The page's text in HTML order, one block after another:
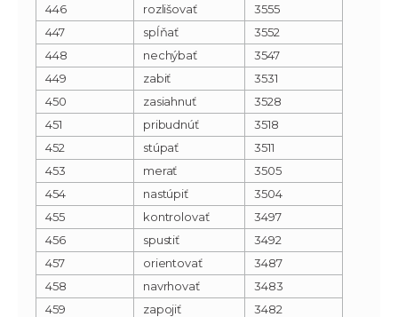
446
rozlišovať
3555
447
spĺňať
3552
448
nechýbať
3547
449
zabiť
3531
450
zasiahnuť
3528
451
pribudnúť
3518
452
stúpať
3511
453
merať
3505
454
nastúpiť
3504
455
kontrolovať
3497
456
spustiť
3492
457
orientovať
3487
458
navrhovať
3483
459
zapojiť
3482